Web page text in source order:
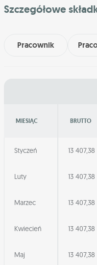
Szczegółowe
Pracownik
MIESIĄC BRUTTO
Styczeń 13 407,38
Luty 13 407,38
Marzec 13 407,38
Kwiecień 13 407,38
Maj 13 407,38